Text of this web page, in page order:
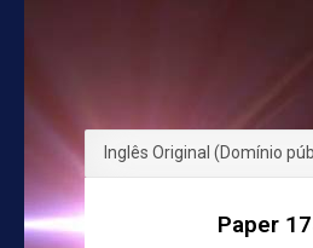
com vocês, subindo e
no reino do céu. Em conexão
Paper